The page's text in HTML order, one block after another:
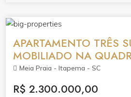
APARTAMENTO TRÊS
MOBILIADO NA
Meia Praia - Itapema - SC
R$ 2.300.000,00